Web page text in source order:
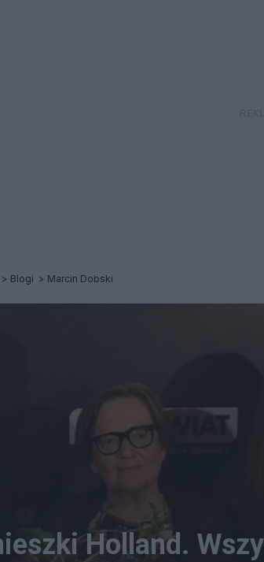
Blogi Marcin Dobski
Holland.